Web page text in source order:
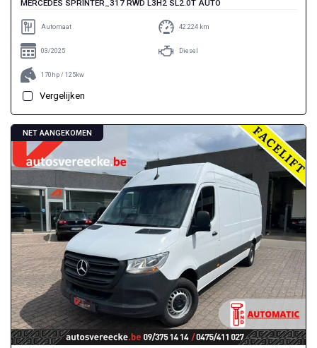
MERCEDES SPRINTER_317 RWD L3H2 SL2.0T AUTO
Automaat 42.224 km
03/2025 Diesel
170hp / 125kw
Vergelijken
NET AANGEKOMEN